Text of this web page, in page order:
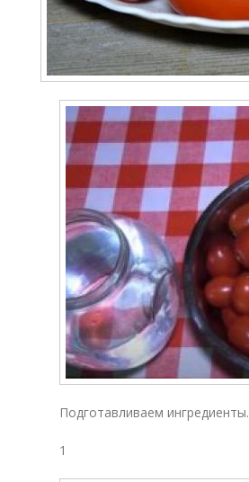
Подготавливаем ингредиенты.
1